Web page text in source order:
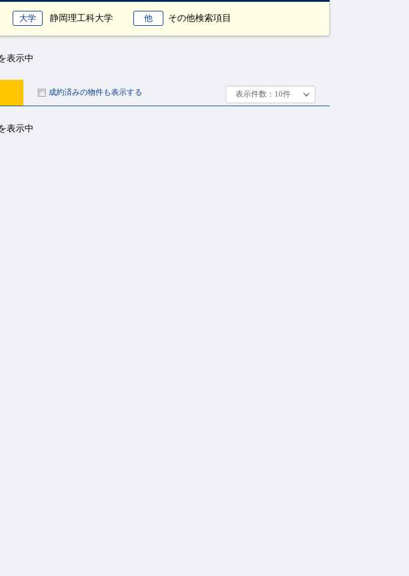
大学 静岡理工科大学 他 その他検索項目
表示中
成約済みの物件も表示する
表示中